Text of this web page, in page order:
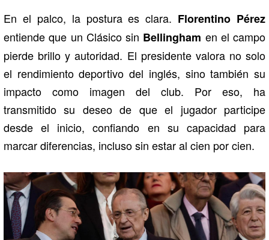
En el palco, la postura es clara. Florentino Pérez
entiende que un Clásico sin Bellingham en el campo
pierde brillo y autoridad. El presidente valora no solo
el rendimiento deportivo del inglés, sino también su
impacto como imagen del club. Por eso, ha
transmitido su deseo de que el jugador participe
desde el inicio, confiando en su capacidad para
marcar diferencias, incluso sin estar al cien por cien.